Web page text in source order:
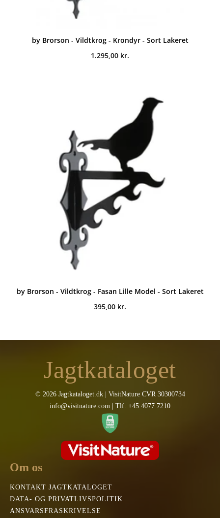
by Brorson - Vildtkrog - Krondyr - Sort Lakeret
1.295,00 kr.
by Brorson - Vildtkrog - Fasan Lille Model - Sort Lakeret
395,00 kr.
Jagtkataloget
© 2026 Jagtkataloget.dk | VisitNature CVR 30300734
info@visitnature.com | Tlf. +45 4077 7210
Om os
KONTAKT JAGTKATALOGET
DATA- OG PRIVATLIVSPOLITIK
ANSVARSFRASKRIVELSE